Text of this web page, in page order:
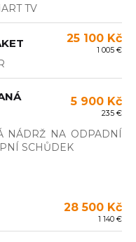
TV
25 100 Kč
1 005 €
5 900 Kč
235 €
NÁDRŽ NA ODPADNÍ
SCHŮDEK
28 500 Kč
1 140 €